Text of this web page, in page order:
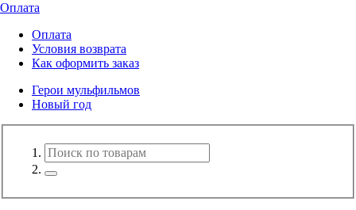
Оплата
Оплата
Условия возврата
Как оформить заказ
Герои мульфильмов
Новый год